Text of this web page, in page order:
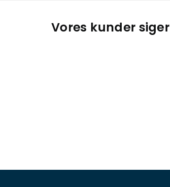
Vores kunder siger